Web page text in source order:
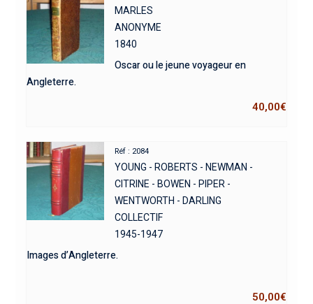
MARLES
ANONYME
1840
Oscar ou le jeune voyageur en
Angleterre.
40,00€
Réf : 2084
YOUNG - ROBERTS - NEWMAN -
CITRINE - BOWEN - PIPER -
WENTWORTH - DARLING
COLLECTIF
1945-1947
Images d’Angleterre.
50,00€